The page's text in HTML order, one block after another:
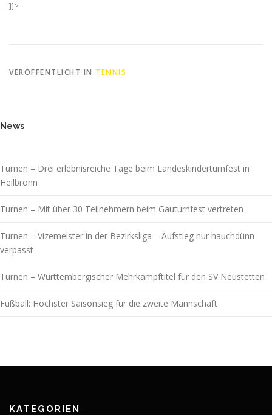
]]>
VERÖFFENTLICHT IN TENNIS
News
Turnen – Drei erlebnisreiche Tage beim Landeskinderturnfest in
Heilbronn
Turnen – Mit über 30 Teilnehmern beim Gauturnfest vertreten
Turnen – Vizemeister in der Bezirksliga – Aufstieg nur hauchdünn
verpasst
Turnen – Württembergischer Mehrkampftitel für den SV Neustetten
Fußball: Höchster Saisonsieg für die zweite Mannschaft
KATEGORIEN